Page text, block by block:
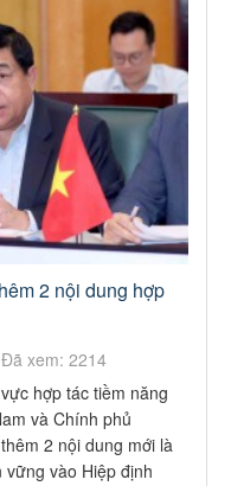
2 nội dung hợp
Đã xem: 2214
hợp tác tiềm năng
và Chính phủ
2 nội dung mới là
vào Hiệp định